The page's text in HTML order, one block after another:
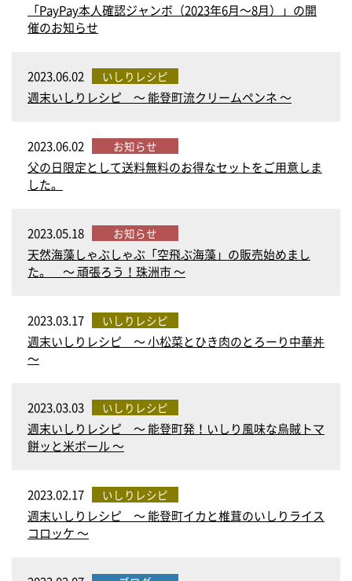
「PayPay本人確認ジャンボ（2023年6月～8月）」の開
催のお知らせ
2023.06.02 いしりレシピ
週末いしりレシピ ～ 能登町流クリームペンネ ～
2023.06.02 お知らせ
父の日限定として送料無料のお得なセットをご用意しま
した。
2023.05.18 お知らせ
天然海藻しゃぶしゃぶ「空飛ぶ海藻」の販売始めまし
た。 ～ 頑張ろう！珠洲市 ～
2023.03.17 いしりレシピ
週末いしりレシピ ～ 小松菜とひき肉のとろーり中華丼
～
2023.03.03 いしりレシピ
週末いしりレシピ ～ 能登町発！いしり風味な烏賊トマ
餅ッと米ボール ～
2023.02.17 いしりレシピ
週末いしりレシピ ～ 能登町イカと椎茸のいしりライス
コロッケ ～